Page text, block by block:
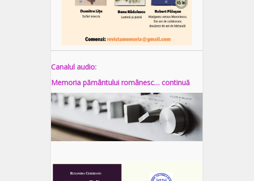
Canalul audio:
Memoria pământului românesc… continuă